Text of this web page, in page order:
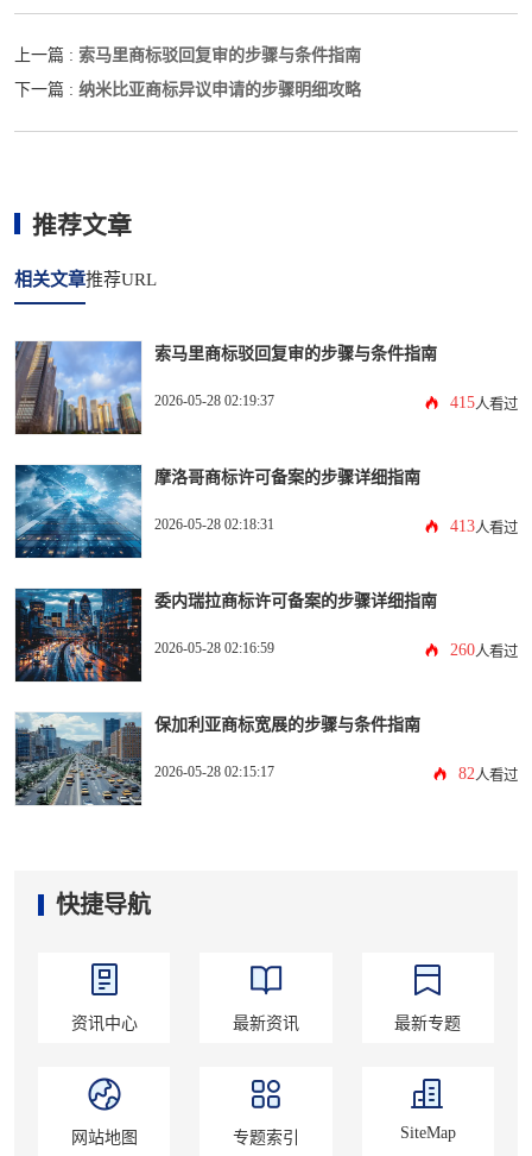
上一篇 : 索马里商标驳回复审的步骤与条件指南
下一篇 : 纳米比亚商标异议申请的步骤明细攻略
推荐文章
相关文章推荐URL
索马里商标驳回复审的步骤与条件指南
2026-05-28 02:19:37 415人看过
摩洛哥商标许可备案的步骤详细指南
2026-05-28 02:18:31 413人看过
委内瑞拉商标许可备案的步骤详细指南
2026-05-28 02:16:59 260人看过
保加利亚商标宽展的步骤与条件指南
2026-05-28 02:15:17 82 人看过
快捷导航
资讯中心 最新资讯 最新专题
网站地图 专题索引 SiteMap